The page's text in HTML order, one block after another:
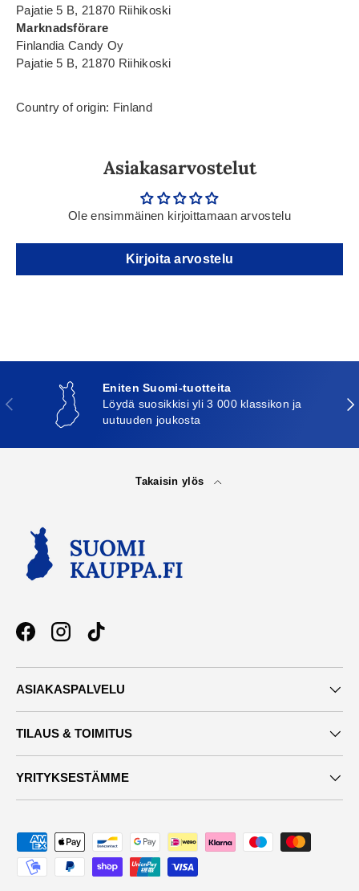
Pajatie 5 B, 21870 Riihikoski
Marknadsförare
Finlandia Candy Oy
Pajatie 5 B, 21870 Riihikoski
Country of origin: Finland
Asiakasarvostelut
Ole ensimmäinen kirjoittamaan arvostelu
Kirjoita arvostelu
Edellinen
Eniten Suomi-tuotteita
Löydä suosikkisi yli 3 000 klassikon ja
uutuuden joukosta
Takaisin ylös
FacebookInstagramTikTok
ASIAKASPALVELU
TILAUS & TOIMITUS
YRITYKSESTÄMME
Maksutavat